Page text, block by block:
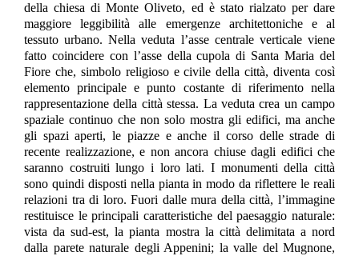
della chiesa di Monte Oliveto, ed è stato rialzato per dare
maggiore leggibilità alle emergenze architettoniche e al
tessuto urbano. Nella veduta l’asse centrale verticale viene
fatto coincidere con l’asse della cupola di Santa Maria del
Fiore che, simbolo religioso e civile della città, diventa così
elemento principale e punto costante di riferimento nella
rappresentazione della città stessa. La veduta crea un campo
spaziale continuo che non solo mostra gli edifici, ma anche
gli spazi aperti, le piazze e anche il corso delle strade di
recente realizzazione, e non ancora chiuse dagli edifici che
saranno costruiti lungo i loro lati. I monumenti della città
sono quindi disposti nella pianta in modo da riflettere le reali
relazioni tra di loro. Fuori dalle mura della città, l’immagine
restituisce le principali caratteristiche del paesaggio naturale:
vista da sud-est, la pianta mostra la città delimitata a nord
dalla parete naturale degli Appenini; la valle del Mugnone,